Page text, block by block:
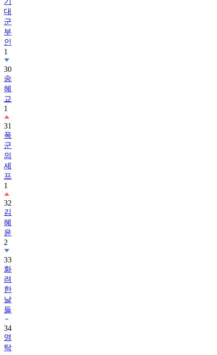
대
군
부
인
1
30
송
혜
교
1
31
폭
군
의
셰
프
1
32
김
혜
윤
2
33
화
려
한
날
들
34
영
탁